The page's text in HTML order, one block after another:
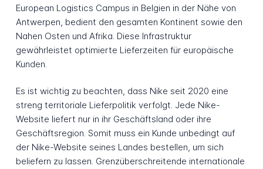
European Logistics Campus in Belgien in der Nähe von
Antwerpen, bedient den gesamten Kontinent sowie den
Nahen Osten und Afrika. Diese Infrastruktur
gewährleistet optimierte Lieferzeiten für europäische
Kunden.
Es ist wichtig zu beachten, dass Nike seit 2020 eine
streng territoriale Lieferpolitik verfolgt. Jede Nike-
Website liefert nur in ihr Geschäftsland oder ihre
Geschäftsregion. Somit muss ein Kunde unbedingt auf
der Nike-Website seines Landes bestellen, um sich
beliefern zu lassen. Grenzüberschreitende internationale